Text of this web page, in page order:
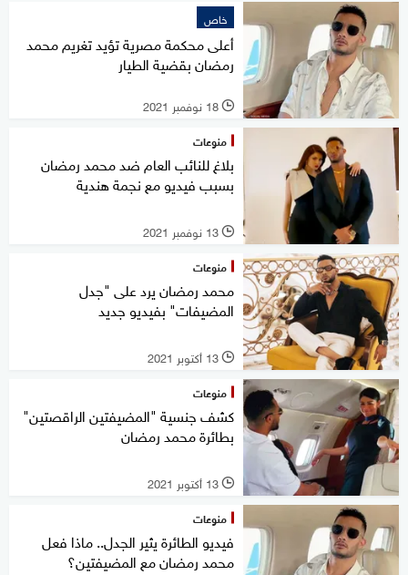
خاص
أعلى محكمة مصرية تؤيد تغريم محمد
رمضان بقضية الطيار
l 18 نوفمبر 2021
منوعات
بلاغ للنائب العام ضد محمد رمضان
بسبب فيديو مع نجمة هندية
l 13 نوفمبر 2021
منوعات
محمد رمضان يرد على "جدل
المضيفات" بفيديو جديد
l 13 أكتوبر 2021
منوعات
كشف جنسية "المضيفتين الراقصتين"
بطائرة محمد رمضان
l 13 أكتوبر 2021
منوعات
فيديو الطائرة يثير الجدل.. ماذا فعل
محمد رمضان مع المضيفتين؟